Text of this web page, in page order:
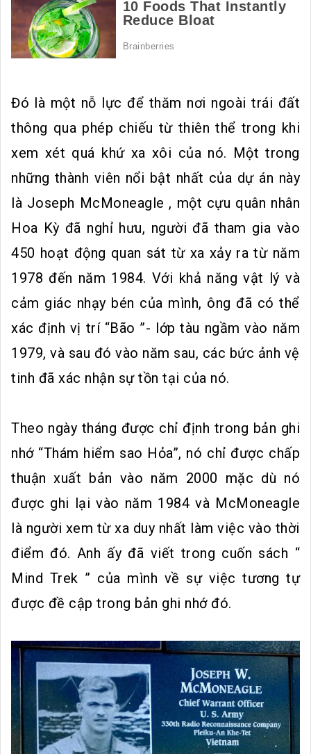
Đó là một nỗ lực để thăm nơi ngoài trái đất
thông qua phép chiếu từ thiên thể trong khi
xem xét quá khứ xa xôi của nó. Một trong
những thành viên nổi bật nhất của dự án này
là Joseph McMoneagle , một cựu quân nhân
Hoa Kỳ đã nghỉ hưu, người đã tham gia vào
450 hoạt động quan sát từ xa xảy ra từ năm
1978 đến năm 1984. Với khả năng vật lý và
cảm giác nhạy bén của mình, ông đã có thể
xác định vị trí “Bão ”- lớp tàu ngầm vào năm
1979, và sau đó vào năm sau, các bức ảnh vệ
tinh đã xác nhận sự tồn tại của nó.
Theo ngày tháng được chỉ định trong bản ghi
nhớ “Thám hiểm sao Hỏa”, nó chỉ được chấp
thuận xuất bản vào năm 2000 mặc dù nó
được ghi lại vào năm 1984 và McMoneagle
là người xem từ xa duy nhất làm việc vào thời
điểm đó. Anh ấy đã viết trong cuốn sách “
Mind Trek ” của mình về sự việc tương tự
được đề cập trong bản ghi nhớ đó.